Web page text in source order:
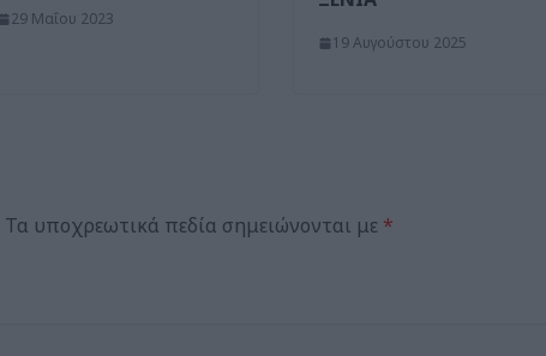
29 Μαΐου 2023
19 Αυγούστου 2025
Τα υποχρεωτικά πεδία σημειώνονται με *